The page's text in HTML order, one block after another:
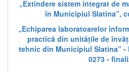
„Extindere sistem integrat de
în Municipiul Slatina”,
„Echiparea laboratoarelor
practică din unitățile de
tehnic din Municipiul Slatina” -
0273 -